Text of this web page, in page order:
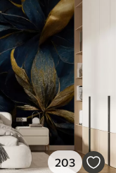
203